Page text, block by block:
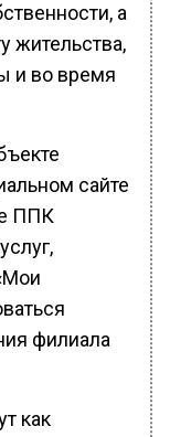
а
жительства,
и во время
сайте
ППК
филиала
как